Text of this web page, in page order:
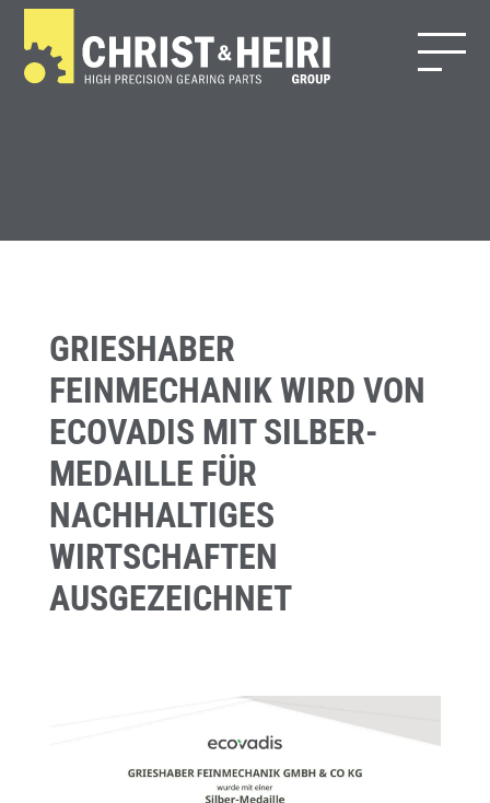
GRIESHABER
FEINMECHANIK WIRD VON
ECOVADIS MIT SILBER-
MEDAILLE FÜR
NACHHALTIGES
WIRTSCHAFTEN
AUSGEZEICHNET